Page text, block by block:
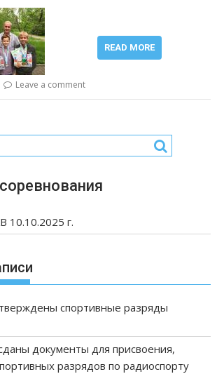
READ MORE
Leave a comment
10.10.2025 г.
спортивные разряды
документы для присвоения,
разрядов по радиоспорту